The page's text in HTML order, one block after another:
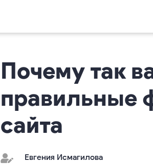
Почему так
правильные
сайта
 Евгения Исмагилова